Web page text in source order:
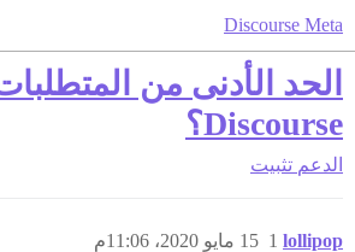
Discourse Meta
الحد الأدنى من
Discourse؟
الدعم تثبيت
lollipop 15 مايو 2020، 11:06م 1